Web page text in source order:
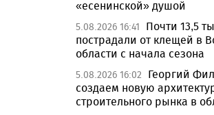
«есенинской» душой
5.08.2026 16:41
Почти 13,5
пострадали от клещей в
области с начала сезона
5.08.2026 16:02
Георгий
создаем новую
строительного рынка в